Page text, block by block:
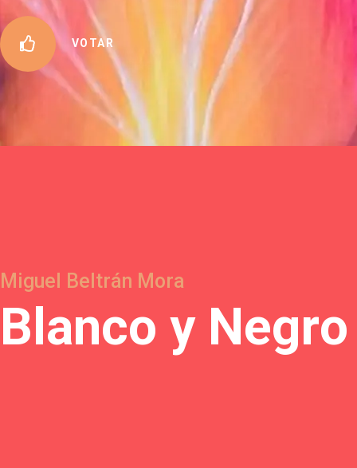
VOTAR
Miguel Beltrán Mora
Blanco y Negro